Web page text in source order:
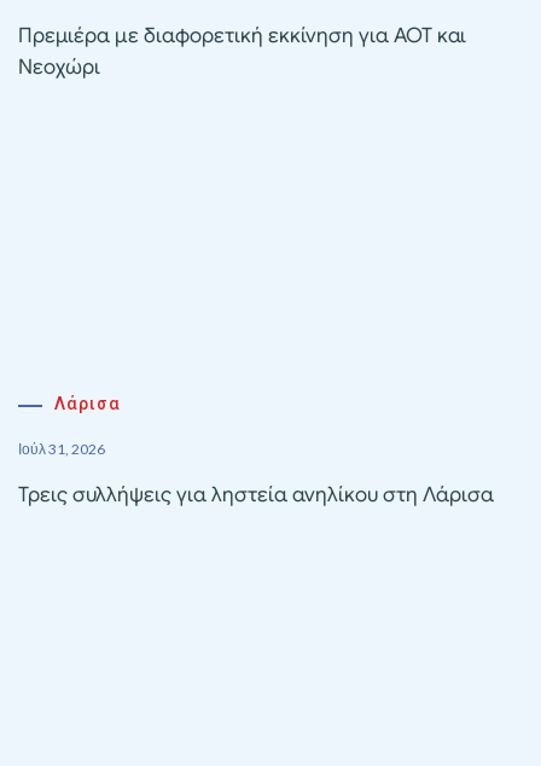
Πρεμιέρα με διαφορετική εκκίνηση για ΑΟΤ και
Νεοχώρι
Λάρισα
Ιούλ 31, 2026
Τρεις συλλήψεις για ληστεία ανηλίκου στη Λάρισα